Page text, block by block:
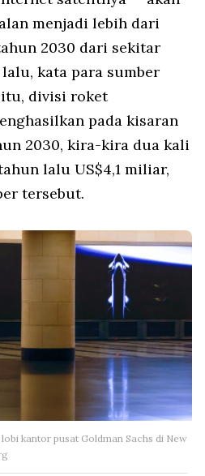
menjadi lebih dari
2030 dari sekitar
kata para sumber
itu, divisi roket
pada kisaran
2030, kira-kira dua kali
lalu US$4,1 miliar,
tersebut.
kantor pusat Goldman Sachs di New